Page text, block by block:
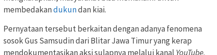
membedakandukundan kiai.
Pernyataan tersebut berkaitan dengan adanya fenomena
sosok Gus Samsudin dari Blitar Jawa Timur yang kerap
mendokumentasikan aksi sulapnya melalui kanal YouTube.